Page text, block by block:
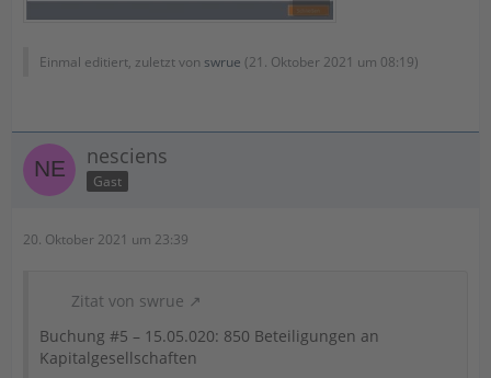
Einmal editiert, zuletzt von swrue (21. Oktober 2021 um 08:19)
nesciens
Gast
20. Oktober 2021 um 23:39
Zitat von swrue
Buchung #5 – 15.05.020: 850 Beteiligungen an
Kapitalgesellschaften